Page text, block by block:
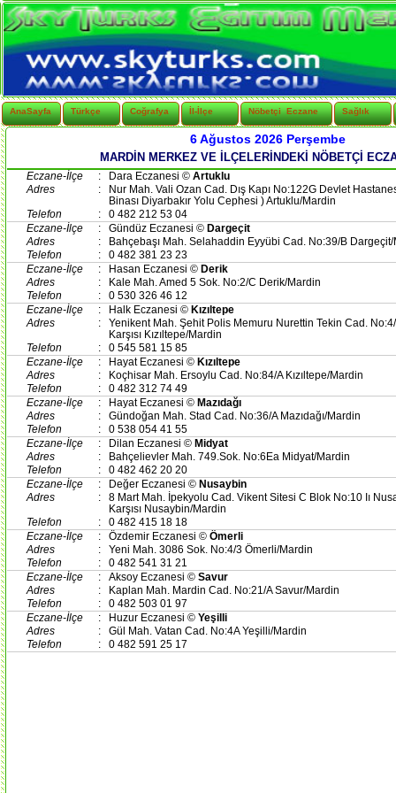
AnaSayfa Türkçe Coğrafya İl-İlçe Nöbetçi Eczane Sağlık
6 Ağustos 2026 Perşembe
MARDİN MERKEZ VE İLÇELERİNDEKİ NÖBETÇİ
Eczane-İlçe : Dara Eczanesi © Artuklu
Adres
:
Nur Mah. Vali Ozan Cad. Dış Kapı No:122G Devlet
Binası Diyarbakır Yolu Cephesi ) Artuklu/Mardin
Telefon
:
0 482 212 53 04
Eczane-İlçe
: Gündüz Eczanesi © Dargeçit
Adres
:
Bahçebaşı Mah. Selahaddin Eyyübi Cad. No:39/B
Telefon
:
0 482 381 23 23
Eczane-İlçe
: Hasan Eczanesi © Derik
Adres
:
Kale Mah. Amed 5 Sok. No:2/C Derik/Mardin
Telefon
:
0 530 326 46 12
Eczane-İlçe
: Halk Eczanesi © Kızıltepe
Adres
:
Yenikent Mah. Şehit Polis Memuru Nurettin Tekin Cad.
Karşısı Kızıltepe/Mardin
Telefon
:
0 545 581 15 85
Eczane-İlçe
: Hayat Eczanesi © Kızıltepe
Adres
:
Koçhisar Mah. Ersoylu Cad. No:84/A Kızıltepe/Mardin
Telefon
:
0 482 312 74 49
Eczane-İlçe
: Hayat Eczanesi © Mazıdağı
Adres
:
Gündoğan Mah. Stad Cad. No:36/A Mazıdağı/Mardin
Telefon
:
0 538 054 41 55
Eczane-İlçe
: Dilan Eczanesi © Midyat
Adres
:
Bahçelievler Mah. 749.Sok. No:6Ea Midyat/Mardin
Telefon
:
0 482 462 20 20
Eczane-İlçe
: Değer Eczanesi © Nusaybin
Adres
:
8 Mart Mah. İpekyolu Cad. Vikent Sitesi C Blok No:10 Iı
Karşısı Nusaybin/Mardin
Telefon
:
0 482 415 18 18
Eczane-İlçe
: Özdemir Eczanesi © Ömerli
Adres
:
Yeni Mah. 3086 Sok. No:4/3 Ömerli/Mardin
Telefon
:
0 482 541 31 21
Eczane-İlçe
: Aksoy Eczanesi © Savur
Adres
:
Kaplan Mah. Mardin Cad. No:21/A Savur/Mardin
Telefon
:
0 482 503 01 97
Eczane-İlçe
: Huzur Eczanesi © Yeşilli
Adres
:
Gül Mah. Vatan Cad. No:4A Yeşilli/Mardin
Telefon
: 0 482 591 25 17